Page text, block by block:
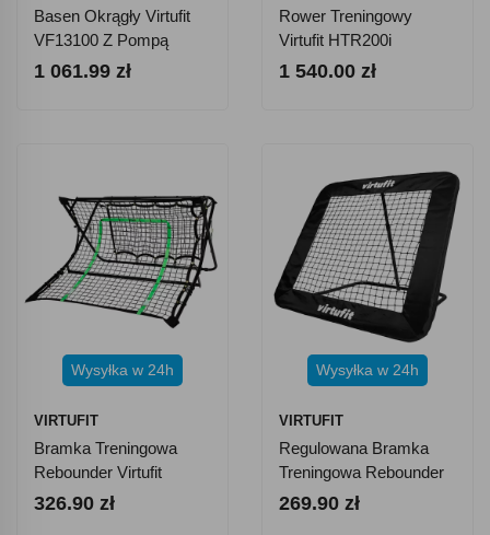
Basen Okrągły Virtufit
VF13100 Z Pompą
Filtrującą 366 Cm
1 061.99 zł
Rower Treningowy
Virtufit HTR200i
1 540.00 zł
Wysyłka w 24h
VIRTUFIT
Bramka Treningowa
Rebounder Virtufit
Combi Kickback 113 X
326.90 zł
Wysyłka w 24h
VIRTUFIT
Regulowana Bramka
Treningowa Rebounder
Virtufit Pro Kickback 84
269.90 zł